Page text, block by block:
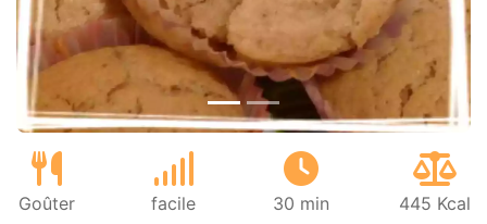
Goûter facile 30 min 445 Kcal